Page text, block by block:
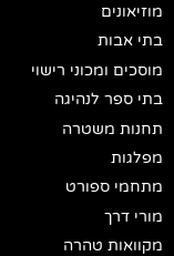
מוזיאונים
בתי אבות
מוסכים ומכוני רישוי
בתי ספר לנהיגה
תחנות משטרה
מפלגות
מתחמי ספורט
מורי דרך
מקוואות טהרה